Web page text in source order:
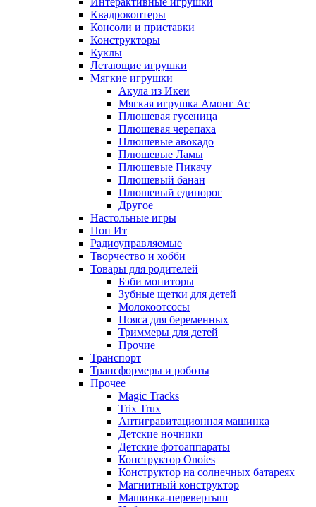
Квадрокоптеры
Консоли и приставки
Конструкторы
Куклы
Летающие игрушки
Мягкие игрушки
Акула из Икеи
Мягкая игрушка Амонг Ас
Плюшевая гусеница
Плюшевая черепаха
Плюшевые авокадо
Плюшевые Ламы
Плюшевые Пикачу
Плюшевый банан
Плюшевый единорог
Другое
Настольные игры
Поп Ит
Радиоуправляемые
Творчество и хобби
Товары для родителей
Бэби мониторы
Зубные щетки для детей
Молокоотсосы
Пояса для беременных
Триммеры для детей
Прочие
Транспорт
Трансформеры и роботы
Прочее
Magic Tracks
Trix Trux
Антигравитационная машинка
Детские ночники
Детские фотоаппараты
Конструктор Onoies
Конструктор на солнечных батареях
Магнитный конструктор
Машинка-перевертыш